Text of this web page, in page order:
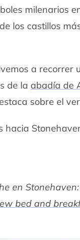
milenarios
los castillos
a recorrer
de la abadía de
sobre el
hacia
en Stonehaven:
bed and